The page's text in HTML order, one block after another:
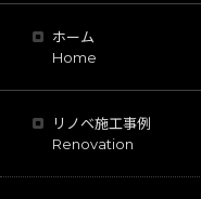
ホーム
Home
リノベ施工事例
Renovation